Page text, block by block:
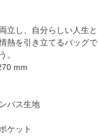
立し、自分らしい人生
熱を引き立てるバッグ
。
mm
バス生地
ケット